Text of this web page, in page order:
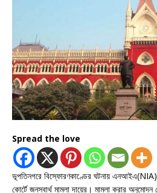
Spread the love
ভূপতিনগরে বিস্ফোরণকাণ্ডের ঘটনায়
কোর্টে জনস্বার্থ মামলা দায়ের। মামলা করার